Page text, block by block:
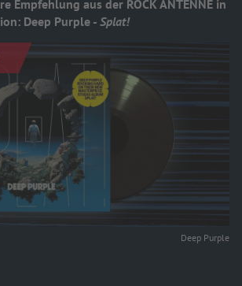
Empfehlung aus der ROCK ANTENNE in
Deep Purple - Splat!
Deep Purple